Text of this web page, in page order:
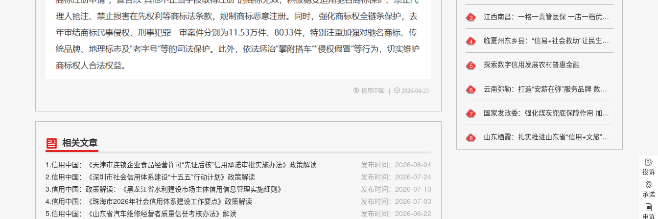
信用中国 | 2026-04-23
相关文章
1.信用中国：《天津市连锁企业食品经营许可“先证后核”信用承诺审批实施办法》政策解读
发布时间：2026-08-04
2.信用中国：《深圳市社会信用体系建设“十五五”行动计划》政策解读
发布时间：2026-07-24
3.信用中国：政策解读：《黑龙江省水利建设市场主体信用信息管理实施细则》
发布时间：2026-07-13
4.信用中国：《珠海市2026年社会信用体系建设工作要点》政策解读
发布时间：2026-07-03
5.信用中国：《山东省汽车维修经营者质量信誉考核办法》解读
发布时间：2026-06-22
江西南昌：一格一责管医保 一店一档优服务
3
临夏州东乡县：“信易+社会救助”让民生兜底更精准更公平
4
探索数字信用发展农村普惠金融
5
云南弥勒：打造“安薪在弥”服务品牌 数字化监管夯实诚信用工根基
6
国家发改委：强化煤炭兜底保障作用 加大油气增储上产力度
7
山东栖霞：扎实推进山东省“信用+文旅”场景应用落地
8
投诉
承诺
申诉